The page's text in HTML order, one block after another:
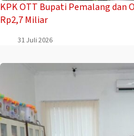
‎KPK OTT Bupati Pemalang dan
Rp2,7 Miliar
31 Juli 2026